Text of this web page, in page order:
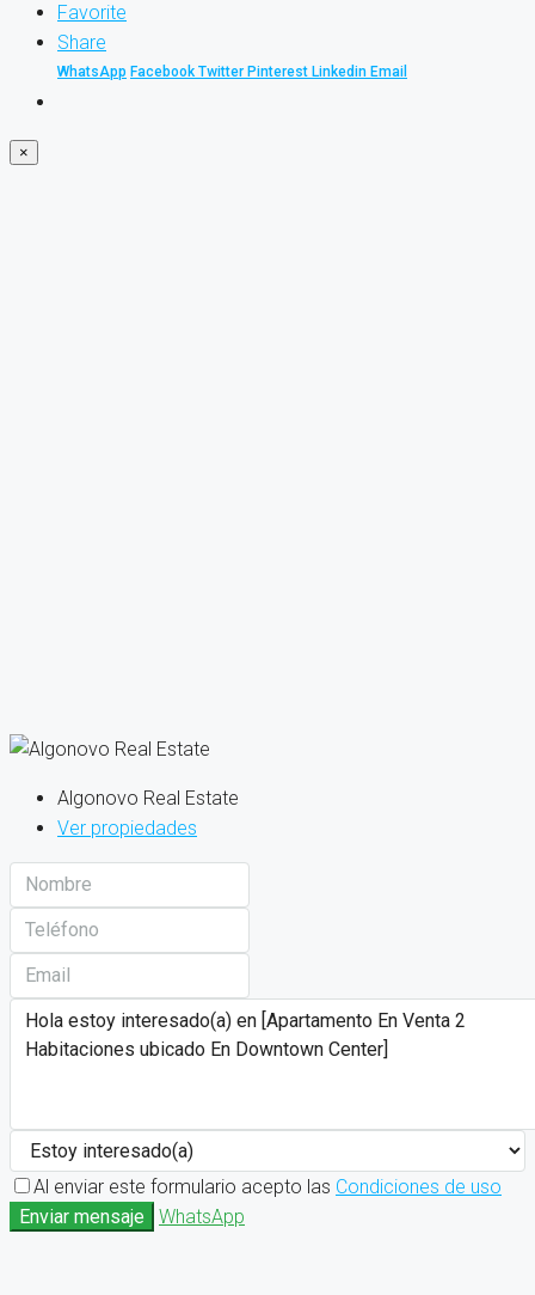
Favorite
Share
WhatsApp Facebook Twitter Pinterest Linkedin Email
×
Algonovo Real Estate
Ver propiedades
Al enviar este formulario acepto las Condiciones de uso
Enviar mensaje
WhatsApp